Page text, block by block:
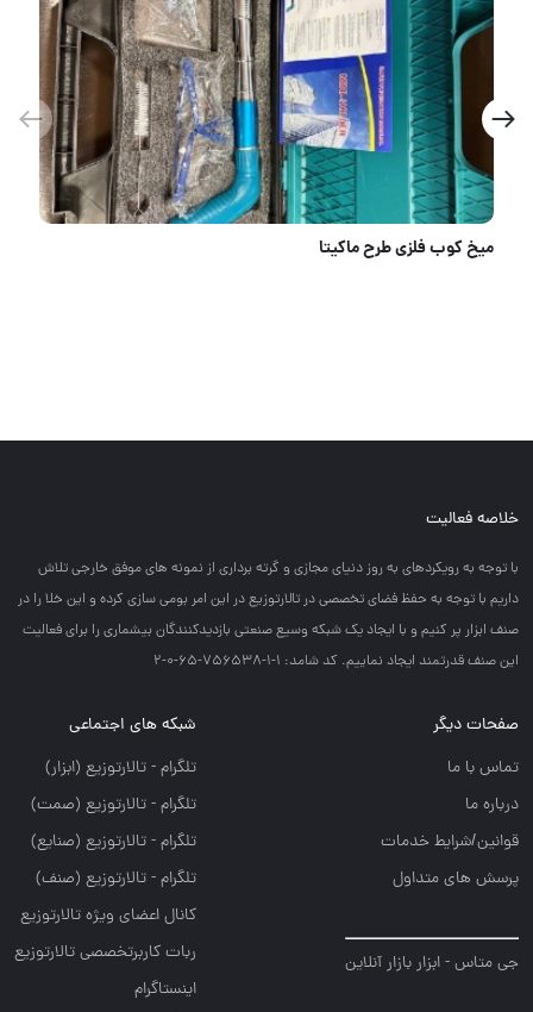
جعبه بکس ۴۶ پارچه باس
خلاصه فعالیت
با توجه به رويكردهاي به روز دنياي مجازي و گرته برداري از نمونه هاي موفق خارجي تلاش
داريم با توجه به حفظ فضاي تخصصي در تالارتوزيع در اين امر بومي سازي كرده و اين خلا را در
صنف ابزار پر كنيم و با ايجاد يك شبكه وسيع صنعتي بازديدكنندگان بيشماري را براي فعاليت
اين صنف قدرتمند ايجاد نماييم. کد شامد: 1-1-756538-65-0-2
صفحات دیگر
تماس با ما
درباره ما
قوانین/شرایط خدمات
پرسش های متداول
جی متاس - ابزار بازار آنلاین
شبکه های اجتماعی
تلگرام - تالارتوزيع (ابزار)
تلگرام - تالارتوزيع (صمت)
تلگرام - تالارتوزيع (صنايع)
تلگرام - تالارتوزیع (صنف)
کانال اعضای ویژه تالارتوزیع
ربات کاربرتخصصی تالارتوزیع
اینستاگرام